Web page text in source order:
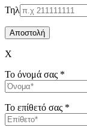
Τηλ
X
Το όνομά σας *
Το επίθετό σας *